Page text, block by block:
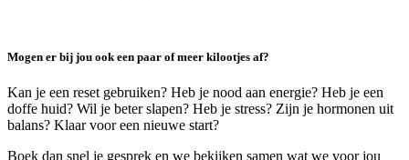
Mogen er bij jou ook een paar of meer kilootjes af?
Kan je een reset gebruiken? Heb je nood aan energie? Heb je een
doffe huid? Wil je beter slapen? Heb je stress? Zijn je hormonen uit
balans? Klaar voor een nieuwe start?
Boek dan snel je gesprek en we bekijken samen wat we voor jou